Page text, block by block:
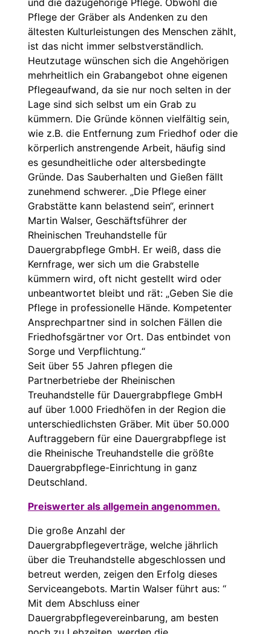
Pflege der Gräber als Andenken zu den
ältesten Kulturleistungen des Menschen zählt,
ist das nicht immer selbstverständlich.
Heutzutage wünschen sich die Angehörigen
mehrheitlich ein Grabangebot ohne eigenen
Pflegeaufwand, da sie nur noch selten in der
Lage sind sich selbst um ein Grab zu
kümmern. Die Gründe können vielfältig sein,
wie z.B. die Entfernung zum Friedhof oder die
körperlich anstrengende Arbeit, häufig sind
es gesundheitliche oder altersbedingte
Gründe. Das Sauberhalten und Gießen fällt
zunehmend schwerer. „Die Pflege einer
Grabstätte kann belastend sein“, erinnert
Martin Walser, Geschäftsführer der
Rheinischen Treuhandstelle für
Dauergrabpflege GmbH. Er weiß, dass die
Kernfrage, wer sich um die Grabstelle
kümmern wird, oft nicht gestellt wird oder
unbeantwortet bleibt und rät: „Geben Sie die
Pflege in professionelle Hände. Kompetenter
Ansprechpartner sind in solchen Fällen die
Friedhofsgärtner vor Ort. Das entbindet von
Sorge und Verpflichtung.“
Seit über 55 Jahren pflegen die
Partnerbetriebe der Rheinischen
Treuhandstelle für Dauergrabpflege GmbH
auf über 1.000 Friedhöfen in der Region die
unterschiedlichsten Gräber. Mit über 50.000
Auftraggebern für eine Dauergrabpflege ist
die Rheinische Treuhandstelle die größte
Dauergrabpflege-Einrichtung in ganz
Deutschland.
Preiswerter als allgemein angenommen.
Die große Anzahl der
Dauergrabpflegeverträge, welche jährlich
über die Treuhandstelle abgeschlossen und
betreut werden, zeigen den Erfolg dieses
Serviceangebots. Martin Walser führt aus: “
Mit dem Abschluss einer
Dauergrabpflegevereinbarung, am besten